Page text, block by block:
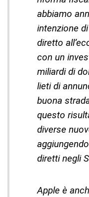
abbiamo
intenzione
diretto
con un
miliardi di
lieti di
buona
questo
diverse
diretti negli
Apple è